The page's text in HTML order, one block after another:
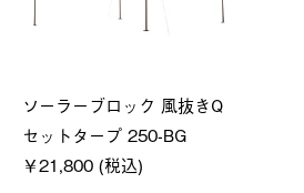
ソーラーブロック 風抜きQ
セットタープ 250-BG
￥21,800 (税込)